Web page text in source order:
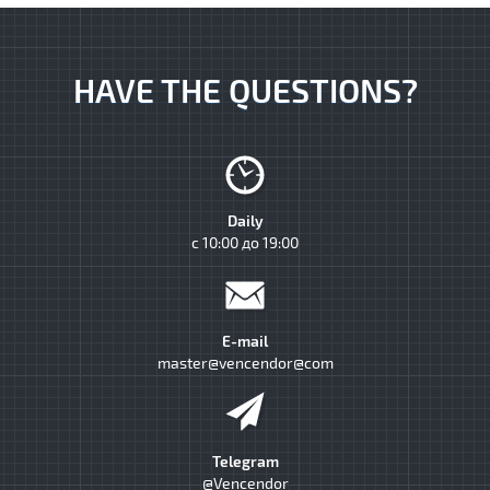
HAVE THE QUESTIONS?
Daily
с 10:00 до 19:00
E-mail
master@vencendor@com
Telegram
@Vencendor